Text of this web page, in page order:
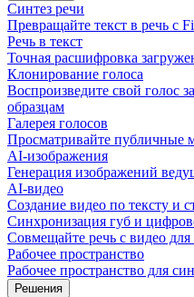
Синтез речи
Превращайте текст в речь с
Речь в текст
Точная расшифровка
Клонирование голоса
Воспроизведите свой голос
образцам
Галерея голосов
Просматривайте публичные
AI-изображения
Генерация изображений
AI-видео
Создание видео по тексту и
Синхронизация губ и
Совмещайте речь с видео для
Рабочее пространство
Рабочее пространство для
Решения